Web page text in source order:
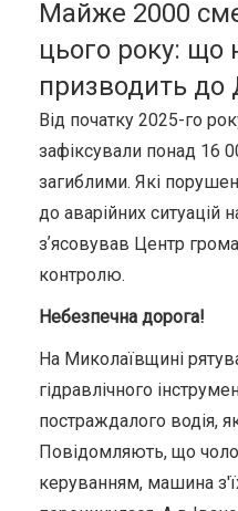
Майже 2000
цього року: що
призводить до
Від початку 2025-го
зафіксували понад 16
загиблими. Які
до аварійних ситуацій
зʼясовував Центр
контролю.
Небезпечна дорога!
На Миколаївщині
гідравлічного
постраждалого водія,
Повідомляють, що
керуванням, машина